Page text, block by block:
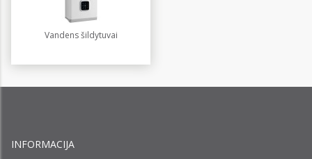
Vandens šildytuvai
INFORMACIJA